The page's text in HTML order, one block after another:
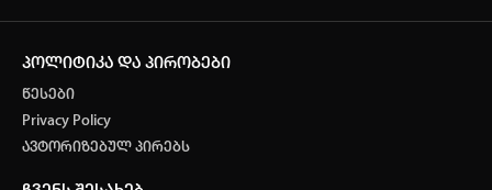
პოლიტიკა და პირობები
წესები
Privacy Policy
ავტორიზებულ პირებს